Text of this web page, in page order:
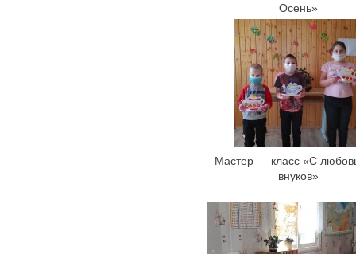
Осень»
Мастер — класс «С
внуков»